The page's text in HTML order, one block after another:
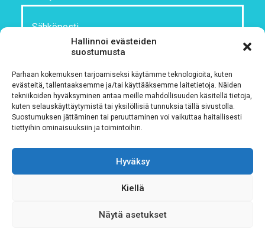
Hallinnoi evästeiden
suostumusta
Parhaan kokemuksen tarjoamiseksi käytämme teknologioita, kuten
evästeitä, tallentaaksemme ja/tai käyttääksemme laitetietoja. Näiden
tekniikoiden hyväksyminen antaa meille mahdollisuuden käsitellä tietoja,
kuten selauskäyttäytymistä tai yksilöllisiä tunnuksia tällä sivustolla.
Suostumuksen jättäminen tai peruuttaminen voi vaikuttaa haitallisesti
tiettyihin ominaisuuksiin ja toimintoihin.
Hyväksy
Kiellä
Näytä asetukset
Hyväksyn ehdot
Tutustu rekisteriselosteeseemmetämän linkin kautta!